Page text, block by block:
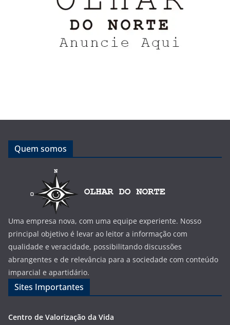
Quem somos
Uma empresa nova, com uma equipe experiente. Nosso
principal objetivo é levar ao leitor a informação com
qualidade e veracidade, possibilitando discussões
abrangentes e de relevância para a sociedade com conteúdo
imparcial e apartidário.
Sites Importantes
Centro de Valorização da Vida